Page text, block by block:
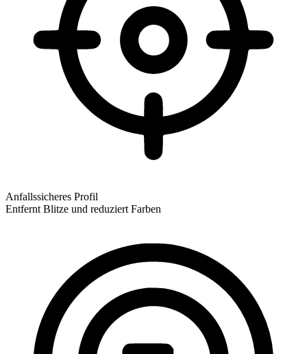
Anfallssicheres Profil
Entfernt Blitze und reduziert Farben